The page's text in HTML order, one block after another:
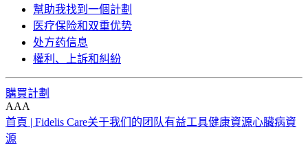
幫助我找到一個計劃
医疗保险和双重优势
处方药信息
權利、上訴和糾紛
購買計劃
AAA
首頁 | Fidelis Care关于我们的团队有益工具健康資源心臟病資
源